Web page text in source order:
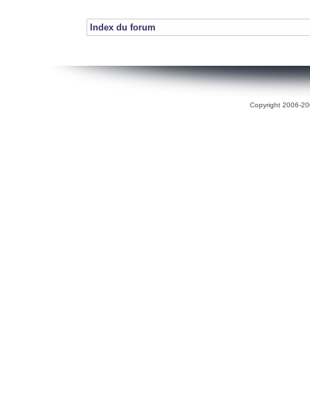
Index du forum
Copyright 2006-